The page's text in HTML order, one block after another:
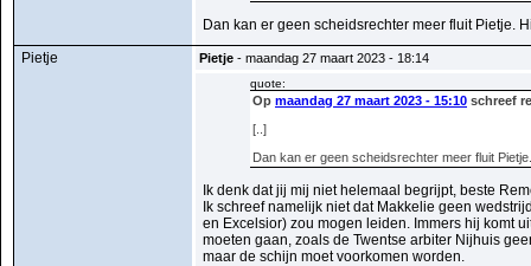
Dan kan er geen scheidsrechter meer fluit Pietje.
Pietje
Pietje - maandag 27 maart 2023 - 18:14
quote:
Op maandag 27 maart 2023 - 15:10 schreef
[..]
Dan kan er geen scheidsrechter meer fluit
Ik denk dat jij mij niet helemaal begrijpt, beste
Ik schreef namelijk niet dat Makkelie geen
en Excelsior) zou mogen leiden. Immers hij komt
moeten gaan, zoals de Twentse arbiter Nijhuis
maar de schijn moet voorkomen worden.